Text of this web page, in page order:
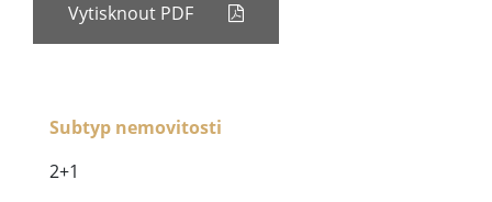
Vytisknout PDF
Subtyp nemovitosti
2+1